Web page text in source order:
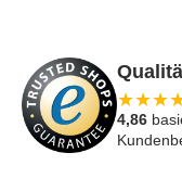
★★★
4,86